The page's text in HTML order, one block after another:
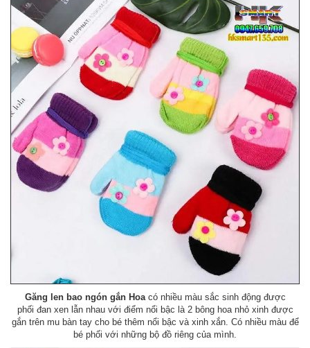
Găng len bao ngón gắn Hoacó nhiều màu sắc sinh động được
phối đan xen lẫn nhau với điểm nổi bậc là 2 bông hoa nhỏ xinh được
gắn trên mu bàn tay cho bé thêm nổi bậc và xinh xắn. Có nhiều màu để
bé phối với những bộ đồ riêng của mình.